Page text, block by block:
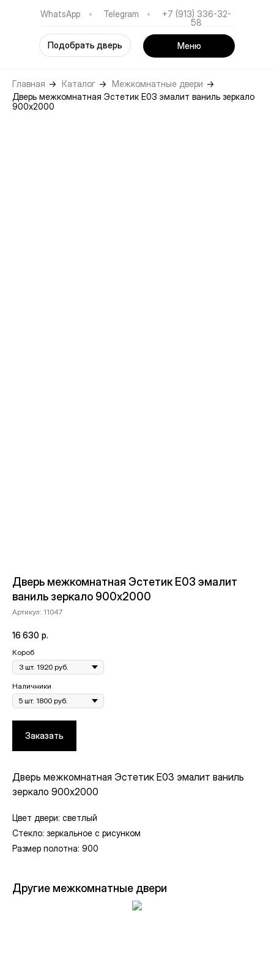
WhatsApp •
Telegram
•
+7 (913) 336-32-
58
Подобрать дверь Меню
Главная → Каталог → Межкомнатные двери →
Дверь межкомнатная Эстетик E03 эмалит ваниль зеркало
900х2000
Дверь межкомнатная Эстетик E03 эмалит
ваниль зеркало 900х2000
Артикул: 11047
16 630 р.
Короб
Наличники
Заказать
Дверь межкомнатная Эстетик E03 эмалит ваниль
зеркало 900х2000
Цвет двери: светлый
Стекло: зеркальное с рисунком
Размер полотна: 900
Другие межкомнатные двери